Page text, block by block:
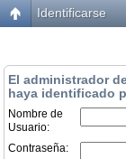
Identificarse
El administrador
haya identificado
Nombre de
Usuario:
Contraseña: